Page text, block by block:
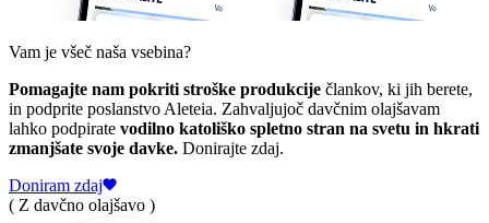
Vam je všeč naša vsebina?
Pomagajte nam pokriti stroške produkcije člankov, ki jih berete,
in podprite poslanstvo Aleteia. Zahvaljujoč davčnim olajšavam
lahko podpirate vodilno katoliško spletno stran na svetu in hkrati
zmanjšate svoje davke. Donirajte zdaj.
Doniram zdaj
( Z davčno olajšavo )